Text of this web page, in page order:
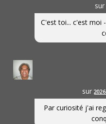
sur
C'est toi... c'est moi
sur
Par curiosité j'ai